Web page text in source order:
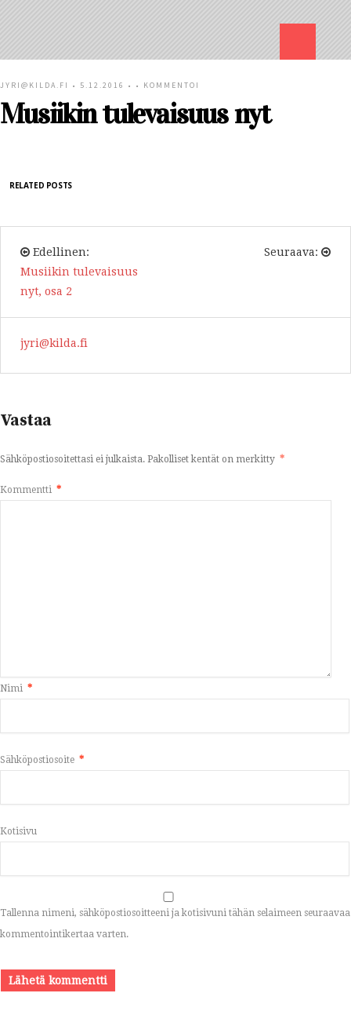
JYRI@KILDA.FI • 5.12.2016 • • KOMMENTOI
Musiikin tulevaisuus nyt
RELATED POSTS
Edellinen:
Musiikin tulevaisuus
nyt, osa 2
Seuraava:
jyri@kilda.fi
Vastaa
Sähköpostiosoitettasi ei julkaista. Pakolliset kentät on merkitty *
Kommentti *
Nimi *
Sähköpostiosoite *
Kotisivu
Tallenna nimeni, sähköpostiosoitteeni ja kotisivuni tähän selaimeen seuraavaa
kommentointikertaa varten.